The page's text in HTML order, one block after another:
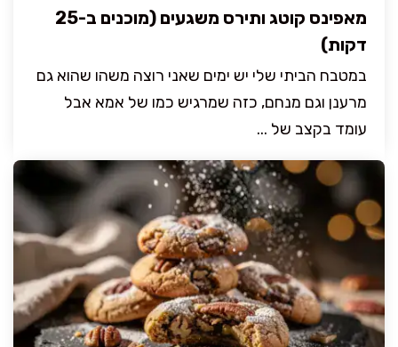
מאפינס קוטג ותירס משגעים (מוכנים ב-25
דקות)
במטבח הביתי שלי יש ימים שאני רוצה משהו שהוא גם
מרענן וגם מנחם, כזה שמרגיש כמו של אמא אבל
עומד בקצב של ...